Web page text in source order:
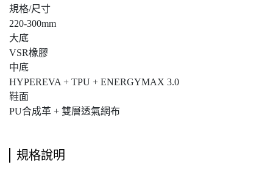
規格/尺寸
220-300mm
大底
VSR橡膠
中底
HYPEREVA + TPU + ENERGYMAX 3.0
鞋面
PU合成革 + 雙層透氣網布
規格說明